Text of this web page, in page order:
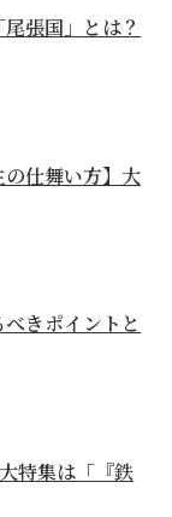
張国」とは？
の仕舞い方】大
きポイントと
特集は「『鉄